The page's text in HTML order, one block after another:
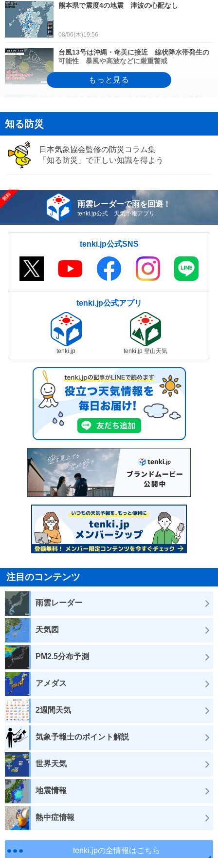
熊本県で震度4の地震 津波の心配なし
08/06(木)19:56
台風13号は沖縄・奄美に接近 線状降水帯発生の
可能性 暴風や高波などに厳重警戒
08/06(木)18:00
20日ぶりに猛暑日が観測された北海道! 今後の暑
さの見通しは?
お盆は関東・東北で平年より低い気温に 西日本
は猛暑続く 1か月予報
08/06(木)16:11
気象予報士の解説をもっと見る
知る防災
日本気象協会監修の防災コラム集
「知る防災」で正しい知識を得よう
雨雲レーダーで雨を回避！
tenki.jp公式 天気予報アプリ
tenki.jp公式SNS
tenki.jp公式アプリ
tenki.jp tenki.jp 登山天気
注目のコンテンツ
雨雲レーダー
天気図
PM2.5分布予測
アメダス
2週間天気
気象予報士のポイント解説
世界天気
地震情報
熱中症情報
tenki.jpの全情報はこちら